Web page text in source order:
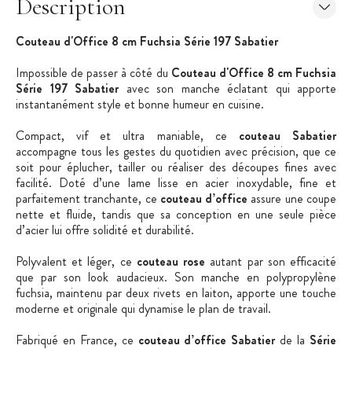
Description
Couteau d'Office 8 cm Fuchsia Série 197 Sabatier
Impossible de passer à côté du Couteau d'Office 8 cm Fuchsia
Série 197 Sabatier avec son manche éclatant qui apporte
instantanément style et bonne humeur en cuisine.
Compact, vif et ultra maniable, ce couteau Sabatier
accompagne tous les gestes du quotidien avec précision, que ce
soit pour éplucher, tailler ou réaliser des découpes fines avec
facilité. Doté d’une lame lisse en acier inoxydable, fine et
parfaitement tranchante, ce couteau d’office assure une coupe
nette et fluide, tandis que sa conception en une seule pièce
d’acier lui offre solidité et durabilité.
Polyvalent et léger, ce couteau rose autant par son efficacité
que par son look audacieux. Son manche en polypropylène
fuchsia, maintenu par deux rivets en laiton, apporte une touche
moderne et originale qui dynamise le plan de travail.
Fabriqué en France, ce couteau d’office Sabatierde la Série